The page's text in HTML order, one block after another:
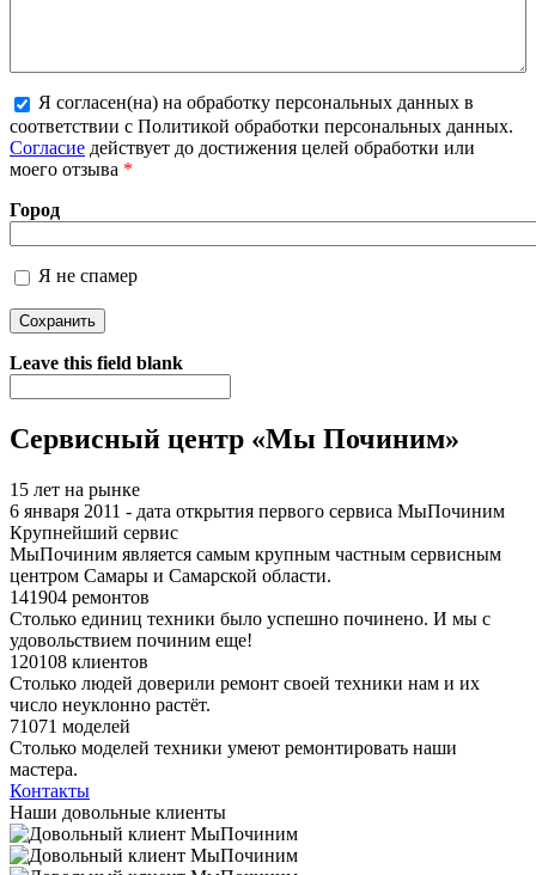
Более подробная информация о текстовых форматах
Я согласен(на) на обработку персональных данных в
соответствии с Политикой обработки персональных данных.
Согласие действует до достижения целей обработки или
моего отзыва *
Город
Я не спамер
Я спамер
Leave this field blank
Сервисный центр «Мы Починим»
15 лет на рынке
6 января 2011 - дата открытия первого сервиса МыПочиним
Крупнейший сервис
МыПочиним является самым крупным частным сервисным
центром Самары и Самарской области.
141904 ремонтов
Столько единиц техники было успешно починено. И мы с
удовольствием починим еще!
120108 клиентов
Столько людей доверили ремонт своей техники нам и их
число неуклонно растёт.
71071 моделей
Столько моделей техники умеют ремонтировать наши
мастера.
Контакты
Наши довольные клиенты